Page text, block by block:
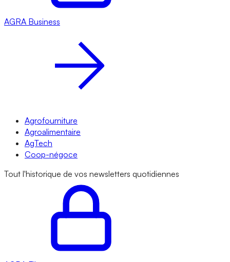
AGRA Business
Agrofourniture
Agroalimentaire
AgTech
Coop-négoce
Tout l'historique de vos newsletters quotidiennes